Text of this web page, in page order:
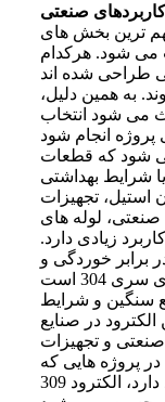
صنعتی
ترین بخش های
308 و 309 محسوب می شود. هرکدام
طراحی شده اند
به همین دلیل،
می شود انتخاب
می شود که قطعات
شرایط بهداشتی
استیل، تجهیزات
صنعتی، لوله های
زیادی دارد.
برابر خوردگی و
در صنایع سنگین و شرایط
در صنایع
صنعتی و تجهیزات
در پروژه هایی که
نیاز به اتصال فولاد کربنی به استیل وجود دارد، الکترود 309